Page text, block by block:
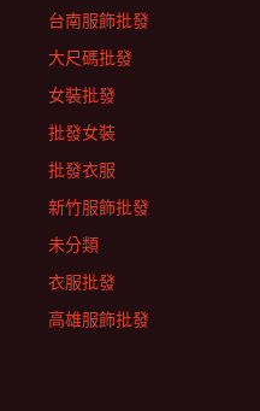
台南服飾批發
大尺碼批發
女裝批發
批發女裝
批發衣服
新竹服飾批發
未分類
衣服批發
高雄服飾批發